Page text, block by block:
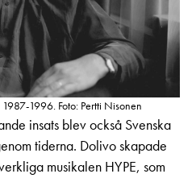
1996. Foto: Pertti Nisonen
insats blev också Svenska
tiderna. Dolivo skapade
musikalen HYPE, som